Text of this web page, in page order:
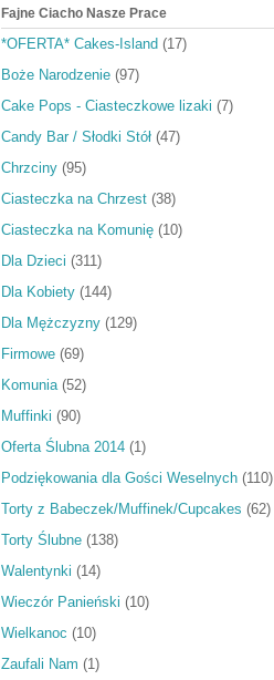
Fajne Ciacho Nasze Prace
*OFERTA* Cakes-Island (17)
Boże Narodzenie (97)
Cake Pops - Ciasteczkowe lizaki (7)
Candy Bar / Słodki Stół (47)
Chrzciny (95)
Ciasteczka na Chrzest (38)
Ciasteczka na Komunię (10)
Dla Dzieci (311)
Dla Kobiety (144)
Dla Mężczyzny (129)
Firmowe (69)
Komunia (52)
Muffinki (90)
Oferta Ślubna 2014 (1)
Podziękowania dla Gości Weselnych (110)
Torty z Babeczek/Muffinek/Cupcakes (62)
Torty Ślubne (138)
Walentynki (14)
Wieczór Panieński (10)
Wielkanoc (10)
Zaufali Nam (1)